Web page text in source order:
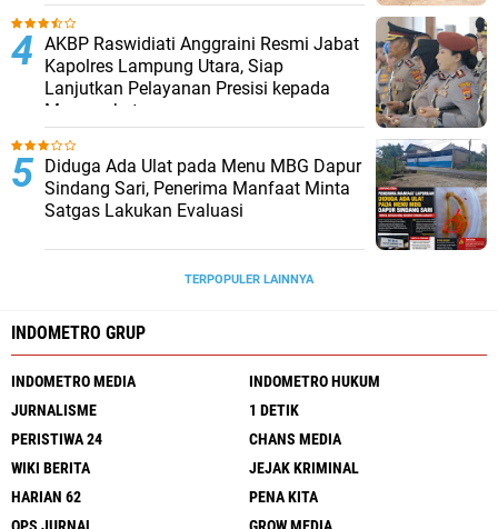
AKBP Raswidiati Anggraini Resmi Jabat
Kapolres Lampung Utara, Siap
Lanjutkan Pelayanan Presisi kepada
Masyarakat
Diduga Ada Ulat pada Menu MBG Dapur
Sindang Sari, Penerima Manfaat Minta
Satgas Lakukan Evaluasi
TERPOPULER LAINNYA
INDOMETRO GRUP
INDOMETRO MEDIA
INDOMETRO HUKUM
JURNALISME
1 DETIK
PERISTIWA 24
CHANS MEDIA
WIKI BERITA
JEJAK KRIMINAL
HARIAN 62
PENA KITA